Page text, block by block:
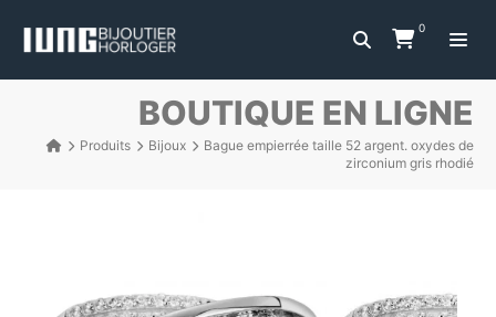
0
BOUTIQUE EN LIGNE
Produits Bijoux
Bague empierrée taille 52 argent. oxydes de
zirconium gris rhodié